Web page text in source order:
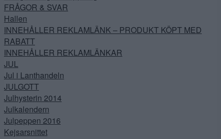
FRÅGOR & SVAR
Hallen
INNEHÅLLER REKLAMLÄNK – PRODUKT KÖPT MED
RABATT
INNEHÅLLER REKLAMLÄNKAR
JUL
Jul i Lanthandeln
JULGOTT
Julhysterin 2014
Julkalendern
Julpeppen 2016
Kejsarsnittet